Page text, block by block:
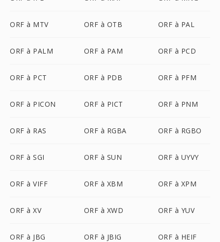
ORF à MTV ORF à OTB ORF à PAL
ORF à PALM ORF à PAM ORF à PCD
ORF à PCT ORF à PDB ORF à PFM
ORF à PICON ORF à PICT ORF à PNM
ORF à RAS ORF à RGBA ORF à RGBO
ORF à SGI ORF à SUN ORF à UYVY
ORF à VIFF ORF à XBM ORF à XPM
ORF à XV ORF à XWD ORF à YUV
ORF à JBG ORF à JBIG ORF à HEIF